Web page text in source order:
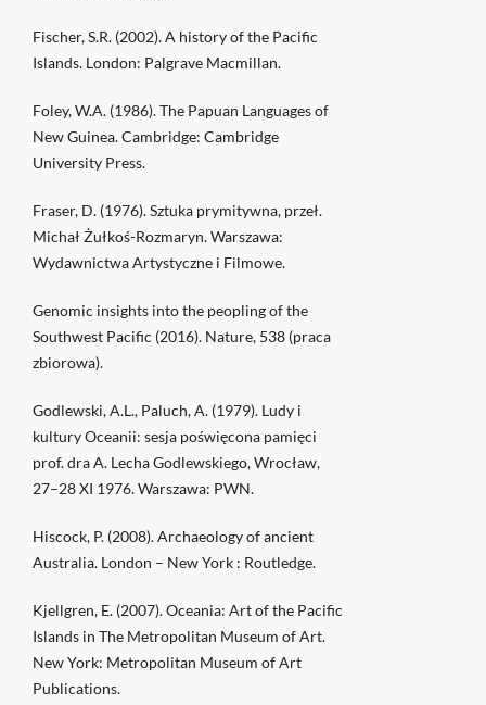
Fischer, S.R. (2002). A history of the Pacific
Islands. London: Palgrave Macmillan.
Foley, W.A. (1986). The Papuan Languages of
New Guinea. Cambridge: Cambridge
University Press.
Fraser, D. (1976). Sztuka prymitywna, przeł.
Michał Żułkoś-Rozmaryn. Warszawa:
Wydawnictwa Artystyczne i Filmowe.
Genomic insights into the peopling of the
Southwest Pacific (2016). Nature, 538 (praca
zbiorowa).
Godlewski, A.L., Paluch, A. (1979). Ludy i
kultury Oceanii: sesja poświęcona pamięci
prof. dra A. Lecha Godlewskiego, Wrocław,
27–28 XI 1976. Warszawa: PWN.
Hiscock, P. (2008). Archaeology of ancient
Australia. London – New York : Routledge.
Kjellgren, E. (2007). Oceania: Art of the Pacific
Islands in The Metropolitan Museum of Art.
New York: Metropolitan Museum of Art
Publications.